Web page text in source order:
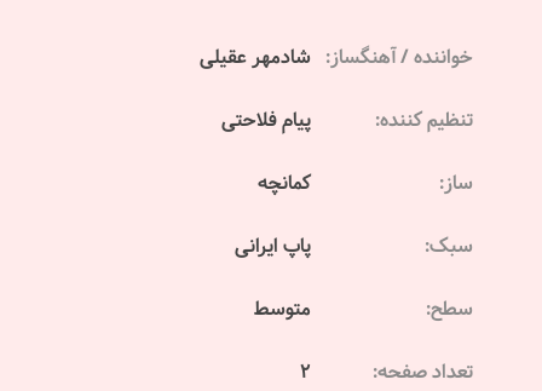
خواننده / آهنگساز: شادمهر عقیلی
تنظیم کننده: پیام فلاحتی
ساز: کمانچه
سبک: پاپ ایرانی
سطح: متوسط
تعداد صفحه: 2